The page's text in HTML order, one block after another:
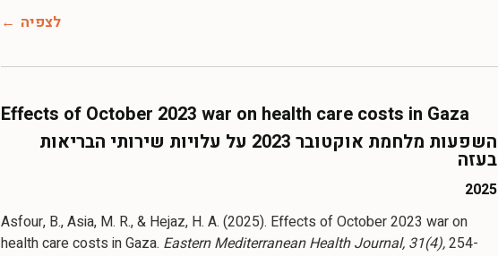
לצפיה
Effects of October 2023 war on health care costs in Gaza
השפעות מלחמת אוקטובר 2023 על עלויות שירותי הבריאות
בעזה
2025
Asfour, B., Asia, M. R., & Hejaz, H. A. (2025). Effects of October 2023 war on
health care costs in Gaza. Eastern Mediterranean Health Journal, 31(4),254-